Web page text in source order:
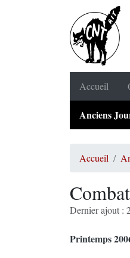
Accueil
Anciens
Accueil
Dernier ajout :
Printemps